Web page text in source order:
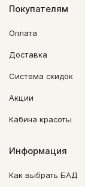
Покупателям
Оплата
Доставка
Система скидок
Акции
Кабина красоты
Информация
Как выбрать БАД